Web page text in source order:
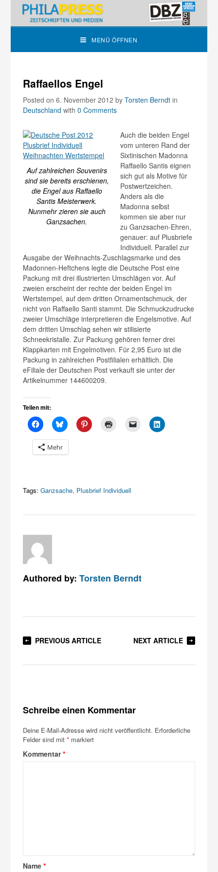
MENÜ ÖFFNEN
Raffaellos Engel
Posted on 6. November 2012byTorsten Berndt in
Deutschland with0 Comments
Auf zahlreichen Souvenirs
sind sie bereits erschienen,
die Engel aus Raffaello
Santis Meisterwerk.
Nunmehr zieren sie auch
Ganzsachen.
Auch die beiden Engel
vom unteren Rand der
Sixtinischen Madonna
Raffaello Santis eignen
sich gut als Motive für
Postwertzeichen.
Anders als die
Madonna selbst
kommen sie aber nur
zu Ganzsachen-Ehren,
genauer: auf Plusbriefe
Individuell. Parallel zur
Ausgabe der Weihnachts-Zuschlagsmarke und des
Madonnen-Heftchens legte die Deutsche Post eine
Packung mit drei illustrierten Umschlägen vor. Auf
zweien erscheint der rechte der beiden Engel im
Wertstempel, auf dem dritten Ornamentschmuck, der
nicht von Raffaello Santi stammt. Die Schmuckzudrucke
zweier Umschläge interpretieren die Engelsmotive. Auf
dem dritten Umschlag sehen wir stilisierte
Schneekristalle. Zur Packung gehören ferner drei
Klappkarten mit Engelmotiven. Für 2,95 Euro ist die
Packung in zahlreichen Postfilialen erhältlich. Die
eFiliale der Deutschen Post verkauft sie unter der
Artikelnummer 144600209.
Teilen mit:
Mehr
Tags: Ganzsache, Plusbrief Individuell
Authored by:Torsten Berndt
PREVIOUS ARTICLE NEXT ARTICLE
Schreibe einen Kommentar
Deine E-Mail-Adresse wird nicht veröffentlicht. Erforderliche
Felder sind mit* markiert
Kommentar*
Name*